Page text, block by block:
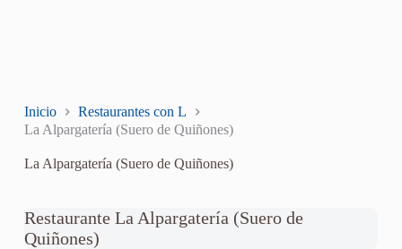
Inicio
Restaurantes con L
La Alpargatería (Suero de Quiñones)
La Alpargatería (Suero de Quiñones)
Restaurante La Alpargatería (Suero de
Quiñones)